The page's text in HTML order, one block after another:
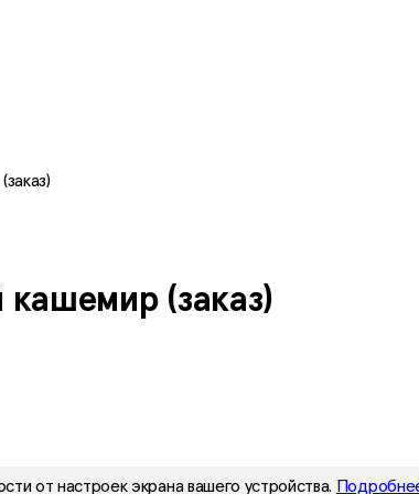
(заказ)
от настроек экрана вашего устройства.